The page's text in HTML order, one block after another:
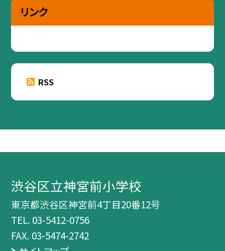
リンク
RSS
渋谷区立神宮前小学校
東京都渋谷区神宮前4丁目20番12号
TEL. 03-5412-0756
FAX. 03-5474-2742